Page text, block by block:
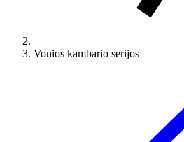
Vonios kambario serijos